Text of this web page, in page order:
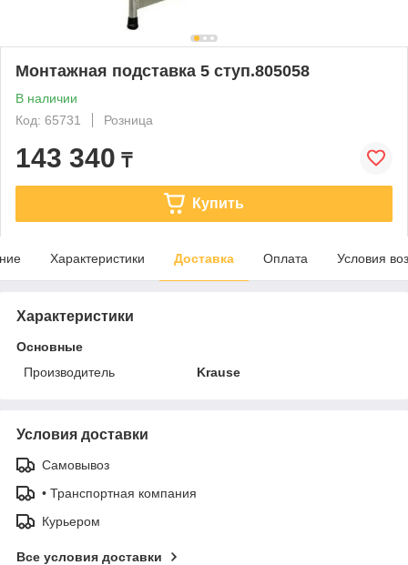
Монтажная подставка 5 ступ.805058
В наличии
Код: 65731
Розница
143 340 ₸
Купить
Характеристики Доставка Оплата Условия
Характеристики
Основные
Производитель
Krause
Условия доставки
Самовывоз
• Транспортная компания
Курьером
Все условия доставки